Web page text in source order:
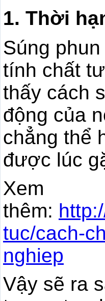
1. Thời
Súng
tính chất
thấy cách
động của
chẳng thể
được lúc
Xem
thêm:
tuc/cach-
nghiep
Vậy sẽ ra